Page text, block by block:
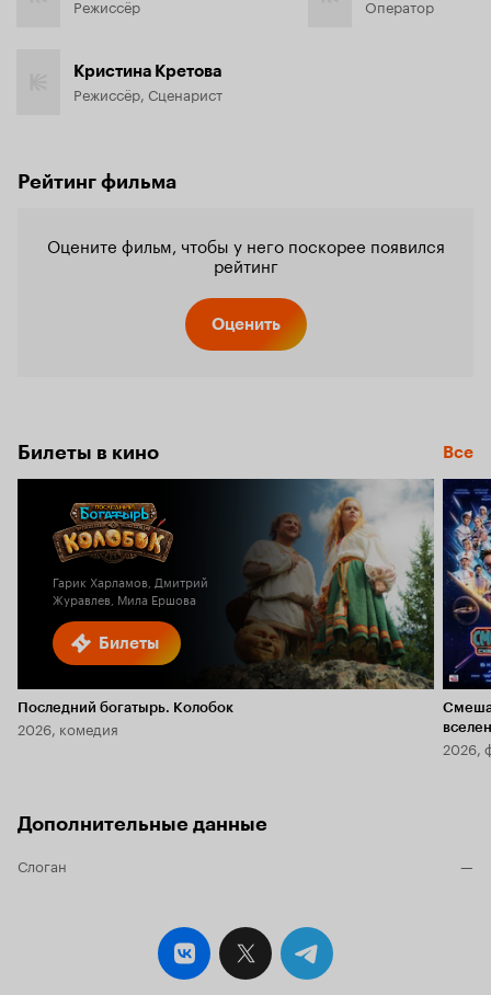
Режиссёр
Кристина Кретова
Режиссёр, Сценарист
Оператор
Рейтинг фильма
Оцените фильм, чтобы у него поскорее появился
рейтинг
Оценить
Билеты в кино Все
Билеты
Гарик Харламов, Дмитрий
Журавлев, Мила Ершова
Последний богатырь. Колобок
2026, комедия
2026,
Дополнительные данные
Слоган —